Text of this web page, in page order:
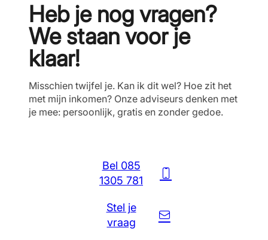
Heb je nog vragen?
We staan voor je
klaar!
Misschien twijfel je. Kan ik dit wel? Hoe zit het
met mijn inkomen? Onze adviseurs denken met
je mee: persoonlijk, gratis en zonder gedoe.
Bel 085
1305 781
Stel je
vraag